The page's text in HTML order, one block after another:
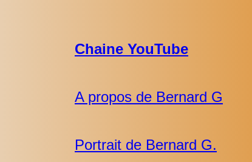
Chaine YouTube
A propos de Bernard G
Portrait de Bernard G.